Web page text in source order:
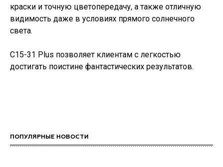
краски и точную цветопередачу, а также отличную
видимость даже в условиях прямого солнечного
света.
C15-31 Plus позволяет клиентам с легкостью
достигать поистине фантастических результатов.
ПОПУЛЯРНЫЕ НОВОСТИ